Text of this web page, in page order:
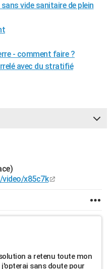
vide sanitaire de plein
- comment faire ?
avec du stratifié
x85c7k
a retenu toute mon
sans doute pour